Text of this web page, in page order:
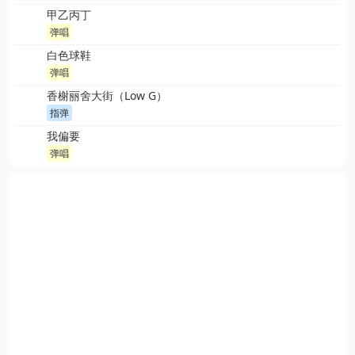
甲乙丙丁
弹唱
白色球鞋
弹唱
香榭丽舍大街（Low G）
指弹
我偏要
弹唱